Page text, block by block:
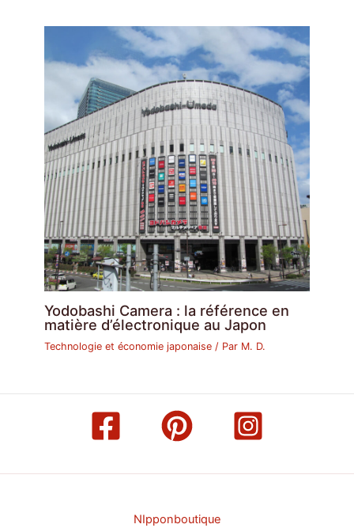
Yodobashi Camera : la référence en
matière d’électronique au Japon
Technologie et économie japonaise / Par M. D.
NIpponboutique